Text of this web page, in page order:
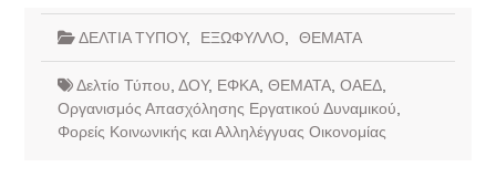
ΔΕΛΤΙΑ ΤΥΠΟΥ, ΕΞΩΦΥΛΛΟ ΘΕΜΑΤΑ
Δελτίο Τύπου ΔΟΥ, ΕΦΚΑ, ΘΕΜΑΤΑ, ΟΑΕΔ,
Οργανισμός Απασχόλησης Εργατικού Δυναμικού
Φορείς Κοινωνικής και Αλληλέγγυας Οικονομίας